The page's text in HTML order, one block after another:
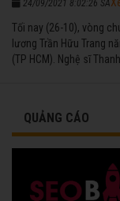
24/09/2021 8:02:26 SA
Tối nay (26-10), vòng
lương Trần Hữu Trang
(TP HCM). Nghệ sĩ
QUẢNG CÁO